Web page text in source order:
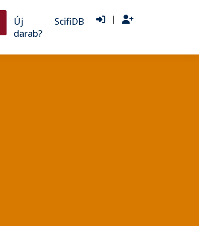
Új
darab?
ScifiDB |